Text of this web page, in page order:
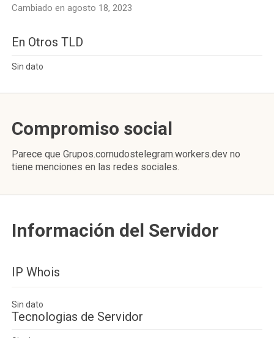
Cambiado en agosto 18, 2023
En Otros TLD
Sin dato
Compromiso social
Parece que Grupos.cornudostelegram.workers.dev no
tiene menciones en las redes sociales.
Información del Servidor
IP Whois
Sin dato
Tecnologias de Servidor